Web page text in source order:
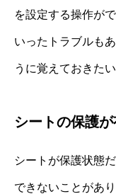
を設定する操作が
いったトラブルも
うに覚えておきたい
シートの保護
シートが保護状態
できないことがあ